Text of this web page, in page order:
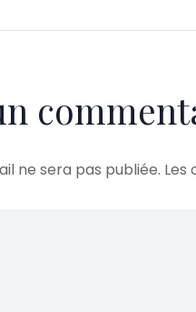
ne sera pas publiée. Les